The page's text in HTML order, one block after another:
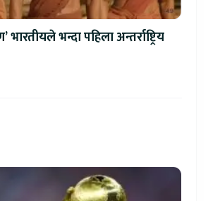
भारतीयले भन्दा पहिला अन्तर्राष्ट्रिय